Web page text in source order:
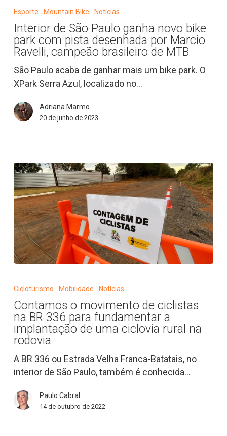
de
São
Paulo
ganha
novo
bike
park
pista
desenhada
Ravelli,
campeão
brasileiro
de
MTB
Esporte Mountain Bike Notícias
Interior de São Paulo ganha novo bike
park com pista desenhada por Marcio
Ravelli, campeão brasileiro de MTB
São Paulo acaba de ganhar mais um bike park. O
XPark Serra Azul, localizado no…
Adriana Marmo
20 de junho de 2023
de
ciclistas
na
336
para
fundamentar
a
Cicloturismo Mobilidade Notícias
Contamos o movimento de ciclistas
na BR 336 para fundamentar a
implantação de uma ciclovia rural na
rodovia
A BR 336 ou Estrada Velha Franca-Batatais, no
interior de São Paulo, também é conhecida…
Paulo Cabral
14 de outubro de 2022